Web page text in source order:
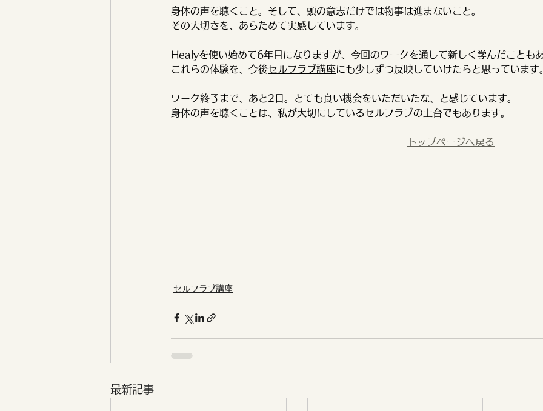
身体の声を聴くこと。そして、頭の意志だけでは物事は進まないこと。
その大切さを、あらためて実感しています。
Healyを使い始めて6年目になりますが、今回のワークを通して新しく学んだこともあ
これらの体験を、今後セルフラブ講座にも少しずつ反映していけたらと思っています
ワーク終了まで、あと2日。とても良い機会をいただいたな、と感じています。
身体の声を聴くことは、私が大切にしているセルフラブの土台でもあります。
トップページへ戻る
セルフラブ講座
最新記事